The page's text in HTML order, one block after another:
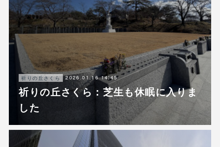
祈りの丘さくら 2026.01.16 14:45
祈りの丘さくら：芝生も休眠に入りま
した